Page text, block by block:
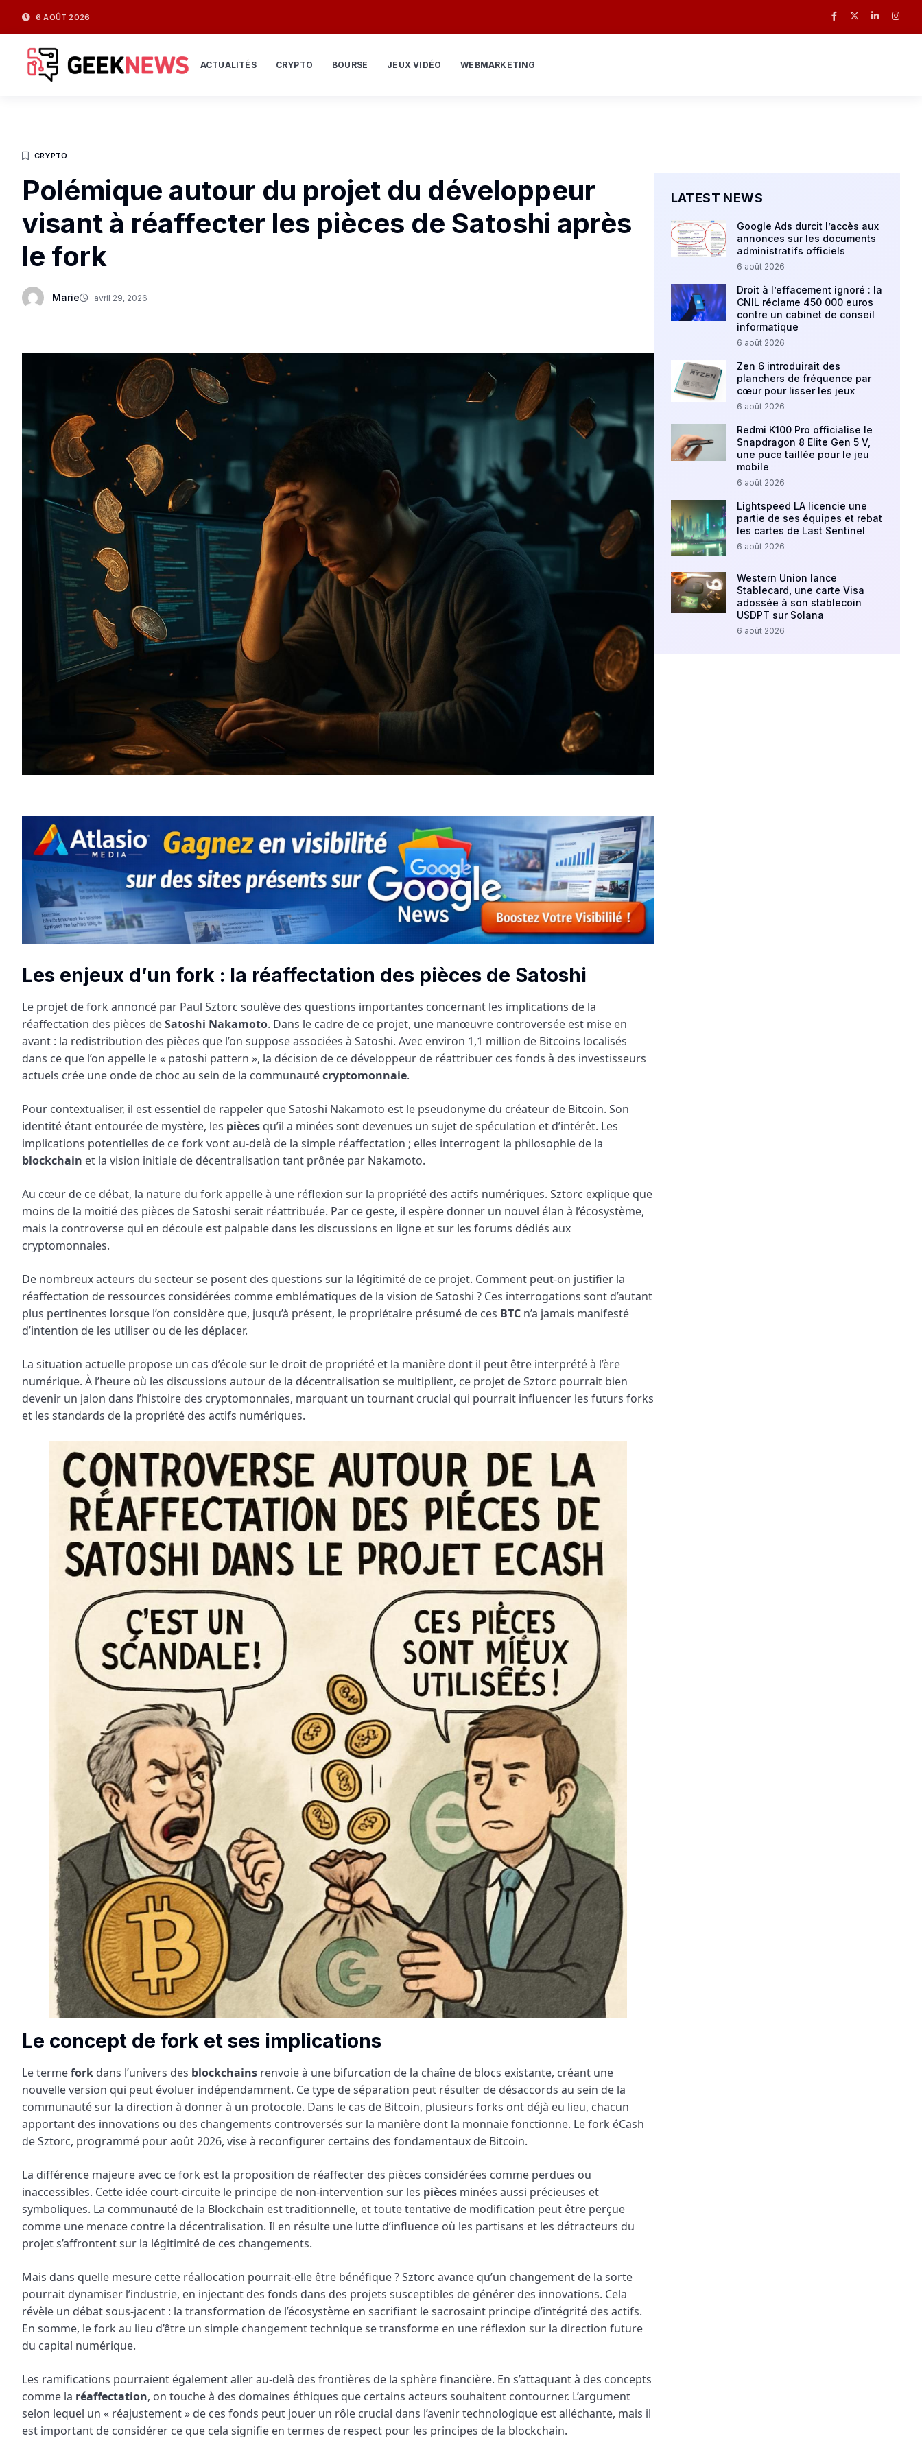
6 AOÛT 2026
ACTUALITÉS CRYPTO BOURSE JEUX VIDÉO WEBMARKETING
CRYPTO
Polémique autour du projet du développeur
visant à réaffecter les pièces de Satoshi après
le fork
Marie avril 29, 2026
Les enjeux d’un fork : la réaffectation des pièces de Satoshi
Le projet de fork annoncé par Paul Sztorc soulève des questions importantes concernant les implications de la
réaffectation des pièces deSatoshi Nakamoto. Dans le cadre de ce projet, une manœuvre controversée est mise en
avant : la redistribution des pièces que l’on suppose associées à Satoshi. Avec environ 1,1 million de Bitcoins localisés
dans ce que l’on appelle le « patoshi pattern », la décision de ce développeur de réattribuer ces fonds à des investisseurs
actuels crée une onde de choc au sein de la communautécryptomonnaie.
Pour contextualiser, il est essentiel de rappeler que Satoshi Nakamoto est le pseudonyme du créateur de Bitcoin. Son
identité étant entourée de mystère, les pièces qu’il a minées sont devenues un sujet de spéculation et d’intérêt. Les
implications potentielles de ce fork vont au-delà de la simple réaffectation ; elles interrogent la philosophie de la
blockchain et la vision initiale de décentralisation tant prônée par Nakamoto.
Au cœur de ce débat, la nature du fork appelle à une réflexion sur la propriété des actifs numériques. Sztorc explique que
moins de la moitié des pièces de Satoshi serait réattribuée. Par ce geste, il espère donner un nouvel élan à l’écosystème,
mais la controverse qui en découle est palpable dans les discussions en ligne et sur les forums dédiés aux
cryptomonnaies.
De nombreux acteurs du secteur se posent des questions sur la légitimité de ce projet. Comment peut-on justifier la
réaffectation de ressources considérées comme emblématiques de la vision de Satoshi ? Ces interrogations sont d’autant
plus pertinentes lorsque l’on considère que, jusqu’à présent, le propriétaire présumé de ces BTC n’a jamais manifesté
d’intention de les utiliser ou de les déplacer.
La situation actuelle propose un cas d’école sur le droit de propriété et la manière dont il peut être interprété à l’ère
numérique. À l’heure où les discussions autour de la décentralisation se multiplient, ce projet de Sztorc pourrait bien
devenir un jalon dans l’histoire des cryptomonnaies, marquant un tournant crucial qui pourrait influencer les futurs forks
et les standards de la propriété des actifs numériques.
Le concept de fork et ses implications
Le termefork dans l’univers des blockchains renvoie à une bifurcation de la chaîne de blocs existante, créant une
nouvelle version qui peut évoluer indépendamment. Ce type de séparation peut résulter de désaccords au sein de la
communauté sur la direction à donner à un protocole. Dans le cas de Bitcoin, plusieurs forks ont déjà eu lieu, chacun
apportant des innovations ou des changements controversés sur la manière dont la monnaie fonctionne. Le fork éCash
de Sztorc, programmé pour août 2026, vise à reconfigurer certains des fondamentaux de Bitcoin.
La différence majeure avec ce fork est la proposition de réaffecter des pièces considérées comme perdues ou
inaccessibles. Cette idée court-circuite le principe de non-intervention sur les pièces minées aussi précieuses et
symboliques. La communauté de la Blockchain est traditionnelle, et toute tentative de modification peut être perçue
comme une menace contre la décentralisation. Il en résulte une lutte d’influence où les partisans et les détracteurs du
projet s’affrontent sur la légitimité de ces changements.
Mais dans quelle mesure cette réallocation pourrait-elle être bénéfique ? Sztorc avance qu’un changement de la sorte
pourrait dynamiser l’industrie, en injectant des fonds dans des projets susceptibles de générer des innovations. Cela
révèle un débat sous-jacent : la transformation de l’écosystème en sacrifiant le sacrosaint principe d’intégrité des actifs.
En somme, le fork au lieu d’être un simple changement technique se transforme en une réflexion sur la direction future
du capital numérique.
Les ramifications pourraient également aller au-delà des frontières de la sphère financière. En s’attaquant à des concepts
comme la réaffectation, on touche à des domaines éthiques que certains acteurs souhaitent contourner. L’argument
selon lequel un « réajustement » de ces fonds peut jouer un rôle crucial dans l’avenir technologique est alléchante, mais il
est important de considérer ce que cela signifie en termes de respect pour les principes de la blockchain.
LATEST NEWS
Google Ads durcit l’accès aux
annonces sur les documents
administratifs officiels
6 août 2026
Droit à l’effacement ignoré : la
CNIL réclame 450 000 euros
contre un cabinet de conseil
informatique
6 août 2026
Zen 6 introduirait des
planchers de fréquence par
cœur pour lisser les jeux
6 août 2026
Redmi K100 Pro officialise le
Snapdragon 8 Elite Gen 5 V,
une puce taillée pour le jeu
mobile
6 août 2026
Lightspeed LA licencie une
partie de ses équipes et rebat
les cartes de Last Sentinel
6 août 2026
Western Union lance
Stablecard, une carte Visa
adossée à son stablecoin
USDPT sur Solana
6 août 2026